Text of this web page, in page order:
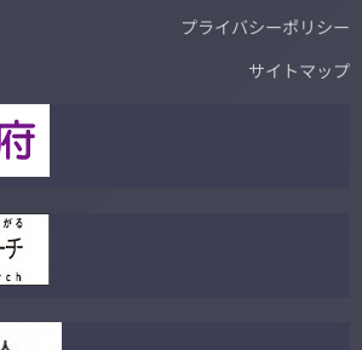
プライバシーポリシー
サイトマップ